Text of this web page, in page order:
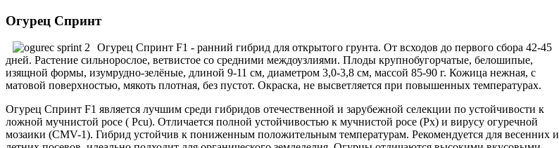
Огурец Спринт
Огурец Спринт F1 - ранний гибрид для открытого грунта. От всходов до первого сбора 42-45
дней. Растение сильнорослое, ветвистое со средними междоузлиями. Плоды крупнобугорчатые, белошипые,
изящной формы, изумрудно-зелёные, длиной 9-11 см, диаметром 3,0-3,8 см, массой 85-90 г. Кожица нежная, с
матовой поверхностью, мякоть плотная, без пустот. Окраска, не высветляется при повышенных температурах.
Огурец Спринт F1 является лучшим среди гибридов отечественной и зарубежной селекции по устойчивости к
ложной мучнистой росе ( Pcu). Отличается полной устойчивостью к мучнистой росе (Px) и вирусу огуречной
мозаики (CMV-1). Гибрид устойчив к пониженным положительным температурам. Рекомендуется для весенних и